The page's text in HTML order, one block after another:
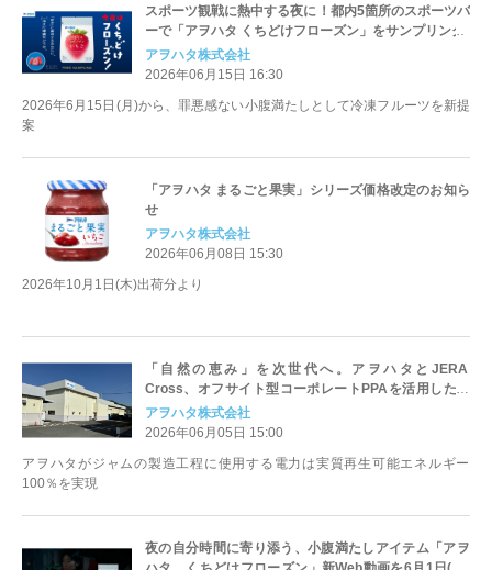
スポーツ観戦に熱中する夜に！都内5箇所のスポーツバ
ーで「アヲハタ くちどけフローズン」をサンプリング
アヲハタ株式会社
2026年06月15日 16:30
2026年6月15日(月)から、罪悪感ない小腹満たしとして冷凍フルーツを新提
案
「アヲハタ まるごと果実」シリーズ価格改定のお知ら
せ
アヲハタ株式会社
2026年06月08日 15:30
2026年10月1日(木)出荷分より
「自然の恵み」を次世代へ。アヲハタとJERA
Cross、オフサイト型コーポレートPPAを活用したク
リーンエネルギー調達を本格始動
アヲハタ株式会社
2026年06月05日 15:00
アヲハタがジャムの製造工程に使用する電力は実質再生可能エネルギー
100％を実現
夜の自分時間に寄り添う、小腹満たしアイテム「アヲ